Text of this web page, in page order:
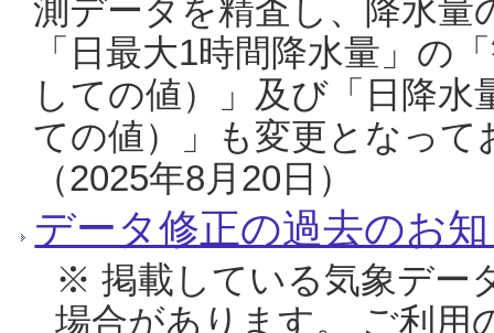
測データを精査し、降水
「日最大1時間降水量」の
しての値）」及び「日降
ての値）」も変更となっ
（2025年8月20日）
データ修正の過去のお
※ 掲載している気象デー
場合があります。 ご利用